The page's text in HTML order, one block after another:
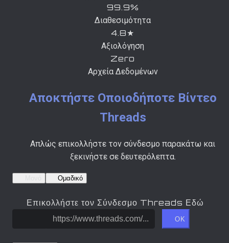
99.9%
Διαθεσιμότητα
4.8★
Αξιολόγηση
Zero
Αρχεία Δεδομένων
Αποκτήστε Οποιοδήποτε Βίντεο
Threads
Απλώς επικολλήστε τον σύνδεσμο παρακάτω και
ξεκινήστε σε δευτερόλεπτα.
Ομαδικό
Επικολλήστε τον Σύνδεσμο Threads Εδώ
ΟΚ